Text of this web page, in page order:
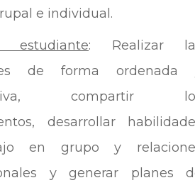
e individual.
: Realizar
de forma ordenada
compartir
desarrollar
en grupo y
y generar planes